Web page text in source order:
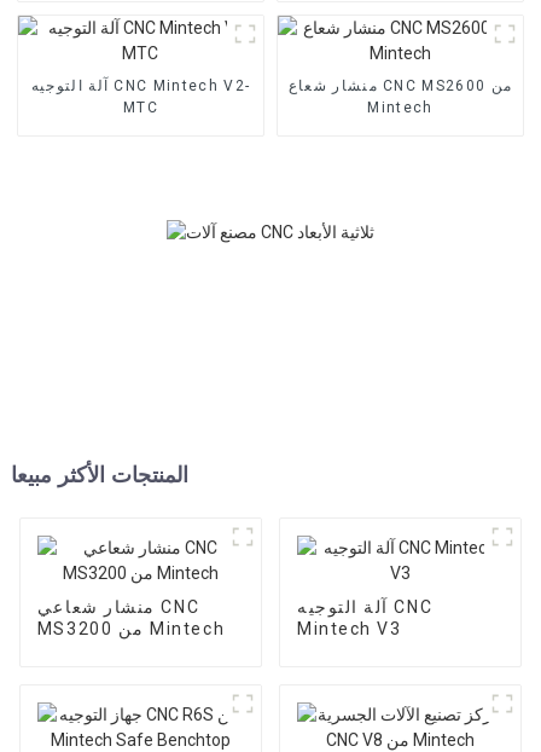
آلة التوجيه CNC Mintech V2-
MTC
منشار شعاع CNC MS2600 من
Mintech
المنتجات الأكثر مبيعا
منشار شعاعي CNC
MS3200 من Mintech
آلة التوجيه CNC
Mintech V3